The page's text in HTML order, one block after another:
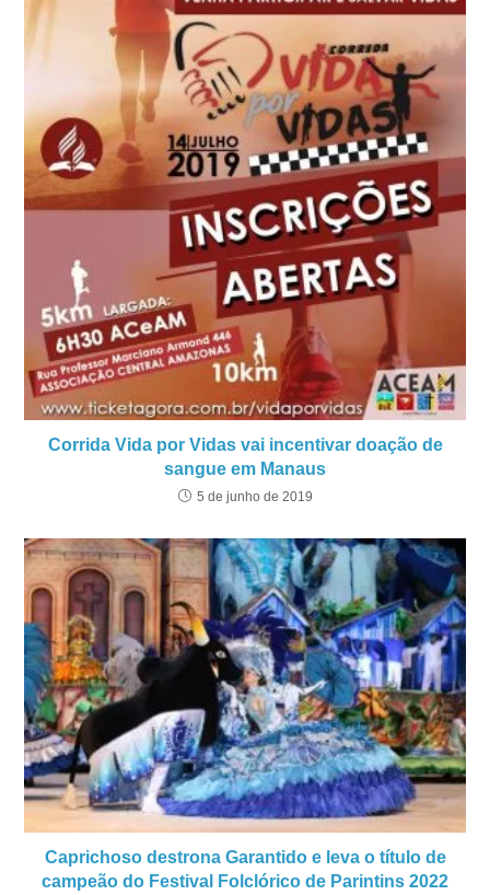
Corrida Vida por Vidas vai incentivar doação de
sangue em Manaus
5 de junho de 2019
Caprichoso destrona Garantido e leva o título de
campeão do Festival Folclórico de Parintins 2022